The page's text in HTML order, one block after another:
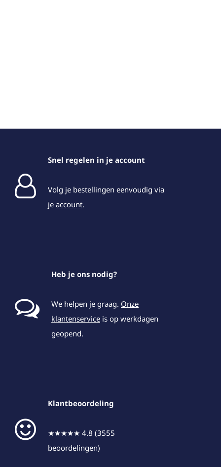
Snel regelen in je account
Volg je bestellingen eenvoudig via
je account.
Heb je ons nodig?
We helpen je graag. Onze
klantenservice is op werkdagen
geopend.
Klantbeoordeling
★★★★★ 4.8 (3555
beoordelingen)